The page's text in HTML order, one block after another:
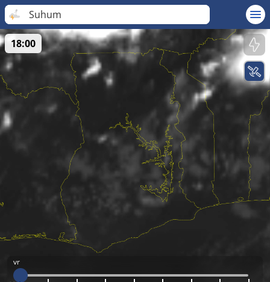
Suhum
vr
18:00